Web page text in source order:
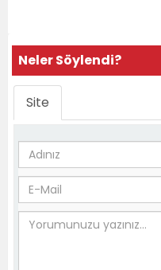
Neler Söylendi?
Site